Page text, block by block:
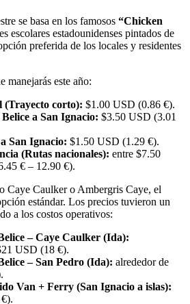
se basa en los famosos “Chicken
escolares estadounidenses pintados de
preferida de los locales y residentes
manejarás este año:
(Trayecto corto): $1.00 USD (0.86 €).
a San Ignacio: $3.50 USD (3.01
San Ignacio: $1.50 USD (1.29 €).
(Rutas nacionales): entre $7.50
€ – 12.90 €).
Caye Caulker o Ambergris Caye, el
estándar. Los precios tuvieron un
a los costos operativos:
– Caye Caulker (Ida):
USD (18 €).
– San Pedro (Ida): alrededor de
Van + Ferry (San Ignacio a islas):